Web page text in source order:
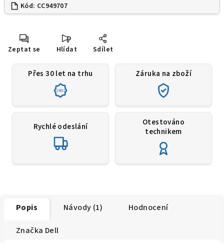
Kód: CC949707
Zeptat se Hlídat Sdílet
Přes 30 let na trhu
1991
Záruka na zboží
Rychlé odeslání
Otestováno
technikem
Popis Návody (1) Hodnocení
Značka Dell